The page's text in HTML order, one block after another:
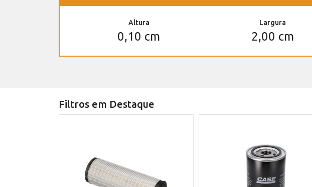
Altura
0,10 cm
Largura
2,00 cm
Filtros em Destaque